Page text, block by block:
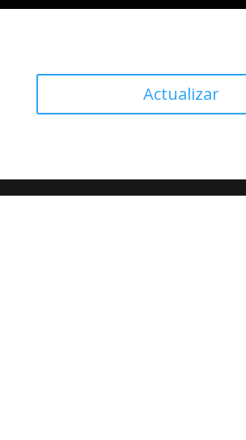
Actualizar